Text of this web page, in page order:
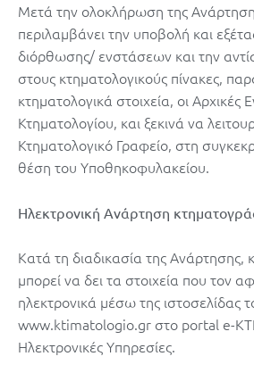
Μετά την ολοκλήρωση της
περιλαμβάνει την υποβολή και
διόρθωσης/ ενστάσεων και την
στους κτηματολογικούς πίνακες,
κτηματολογικά στοιχεία, οι Αρχικές
Κτηματολογίου, και ξεκινά να
Κτηματολογικό Γραφείο, στη
θέση του Υποθηκοφυλακείου.
Ηλεκτρονική Ανάρτηση
Κατά τη διαδικασία της Ανάρτησης,
μπορεί να δει τα στοιχεία που τον
ηλεκτρονικά μέσω της ιστοσελίδας
www.ktimatologio.gr στο portal e-
Ηλεκτρονικές Υπηρεσίες.